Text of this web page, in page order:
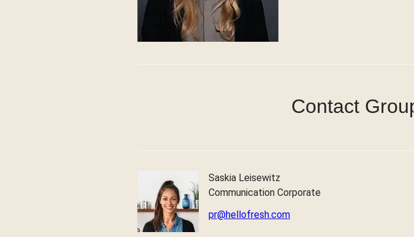
Contact
Saskia Leisewitz
Communication Corporate
pr@hellofresh.com